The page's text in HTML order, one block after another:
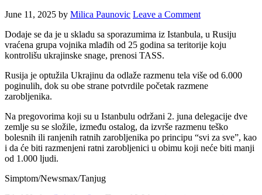
June 11, 2025 by Milica Paunovic Leave a Comment
Dodaje se da je u skladu sa sporazumima iz Istanbula, u Rusiju
vraćena grupa vojnika mlađih od 25 godina sa teritorije koju
kontrolišu ukrajinske snage, prenosi TASS.
Rusija je optužila Ukrajinu da odlaže razmenu tela više od 6.000
poginulih, dok su obe strane potvrdile početak razmene
zarobljenika.
Na pregovorima koji su u Istanbulu održani 2. juna delegacije dve
zemlje su se složile, između ostalog, da izvrše razmenu teško
bolesnih ili ranjenih ratnih zarobljenika po principu “svi za sve”, kao
i da će biti razmenjeni ratni zarobljenici u obimu koji neće biti manji
od 1.000 ljudi.
Simptom/Newsmax/Tanjug